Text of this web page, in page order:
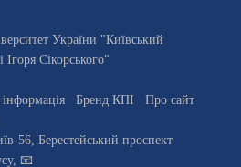
України "Київський
Ігоря Сікорського"
Бренд КПІ
Про сайт
-56, Берестейський проспект
, 📧